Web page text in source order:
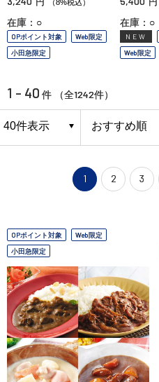
（8%税込）
在庫：○
OPポイント対象
Web限定
小田急限定
在庫：○
NEW
Web限定
1 - 40 件 （全1242件）
1 2 3
OPポイント対象
Web限定
小田急限定